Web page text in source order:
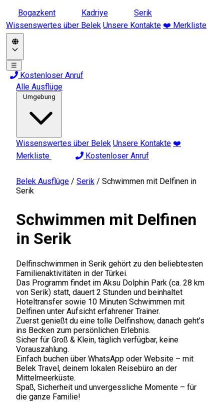
Bogazkent Kadriye
Serik
Wissenswertes über Belek Unsere Kontakte ❤️ Merkliste
☰
Kostenloser Anruf
Alle Ausflüge
Umgebung
Wissenswertes über Belek Unsere Kontakte ❤️
Merkliste
Kostenloser Anruf
Belek Ausflüge / Serik / Schwimmen mit Delfinen in
Serik
Schwimmen mit Delfinen
in Serik
Delfinschwimmen in Serik gehört zu den beliebtesten
Familienaktivitäten in der Türkei.
Das Programm findet im Aksu Dolphin Park (ca. 28 km
von Serik) statt, dauert 2 Stunden und beinhaltet
Hoteltransfer sowie 10 Minuten Schwimmen mit
Delfinen unter Aufsicht erfahrener Trainer.
Zuerst genießt du eine tolle Delfinshow, danach geht’s
ins Becken zum persönlichen Erlebnis.
Sicher für Groß & Klein, täglich verfügbar, keine
Vorauszahlung.
Einfach buchen über WhatsApp oder Website – mit
Belek Travel, deinem lokalen Reisebüro an der
Mittelmeerküste.
Spaß, Sicherheit und unvergessliche Momente – für
die ganze Familie!